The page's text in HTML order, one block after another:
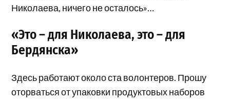
Николаева, ничего не осталось»…
«Это – для Николаева, это – для
Бердянска»
Здесь работают около ста волонтеров. Прошу
оторваться от упаковки продуктовых наборов